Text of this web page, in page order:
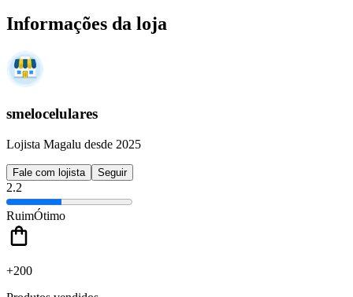
Informações da loja
smelocelulares
Lojista Magalu desde 2025
Fale com lojista Seguir
2.2
RuimÓtimo
+200